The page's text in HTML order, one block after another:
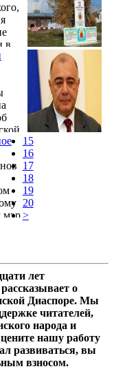
в
мэр
15
16
17
18
19
20
>
лет
о
Диаспоре. Мы
читателей,
народа и
нашу работу
развиваться, вы
взносом.